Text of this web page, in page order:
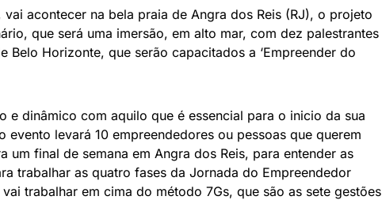
acontecer na bela praia de Angra dos Reis (RJ), o projeto
que será uma imersão, em alto mar, com dez palestrantes
Belo Horizonte, que serão capacitados a ‘Empreender do
e dinâmico com aquilo que é essencial para o inicio da sua
evento levará 10 empreendedores ou pessoas que querem
um final de semana em Angra dos Reis, para entender as
trabalhar as quatro fases da Jornada do Empreendedor
trabalhar em cima do método 7Gs, que são as sete gestões